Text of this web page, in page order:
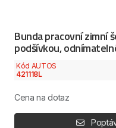
Bunda pracovní zimní
podšívkou,
Kód AUTOS
421118L
Cena na dotaz